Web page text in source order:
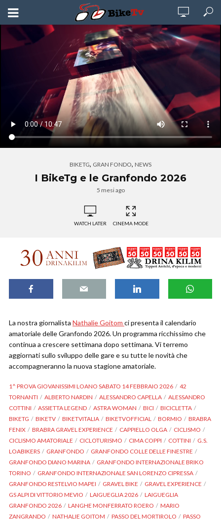
BIKETG, GRAN FONDO, NEWS
I BikeTg e le Granfondo 2026
5 mesi ago
WATCH LATER CINEMA MODE
La nostra giornalista Nathalie Goitom ci presenta il calendario
amatoriale delle Granfondo 2026. Un programma ricchissimo che
continua a crescere settimana dopo settimana. Vi terremo
aggiornati sullo sviluppo delle gare e su tutte le novità che
accompagneranno la nuova stagione amatoriale.
1^ PROVA GIOVANISSIMI LOANO SABATO 14 FEBBRAIO 2026
42
TORNANTI
ALBERTO NARDIN ALESSANDRO CAPELLA
ALESSANDRO
COTTINI
ASSIETTA LEGEND ASTRA WOMAN BICI
BICICLETTA
BIKETG
BIKETV BIKETVITALIA BIKETVOFFICIAL BORMIO
BRABRA
FENIX
BRABRA GRAVEL EXPERIENCE CAPPIELLO OLGA
CICLISMO
CICLISMO AMATORIALE
CICLOTURISMO CIMA COPPI COTTINI
G.S.
LOABIKERS
GRANFONDO
GRANFONDO COLLE DELLE FINESTRE
GRANFONDO DIANO MARINA
GRANFONDO INTERNAZIONALE BRIKO
TORINO
GRANFONDO INTERNAZIONALE SAN LORENZO CIPRESSA
GRANFONDO RESTELVIO MAPEI
GRAVEL BIKE
GRAVEL EXPERIENCE
GS ALPI DI VITTORIO MEVIO
LAIGUEGLIA 2026
LAIGUEGLIA
GRANFONDO 2026
LANGHE MONFERRATO ROERO
MARIO
ZANGRANDO
NATHALIE GOITOM PASSO DEL MORTIROLO
PASSO